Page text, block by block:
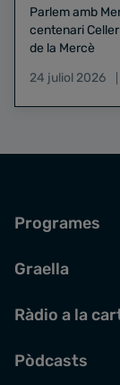
Parlem amb
centenari Celler Gelida de Sants, que enguany faran el pregó
de la Mercè
24 juliol 2026
Programes
Graella
Ràdio a la
Pòdcasts